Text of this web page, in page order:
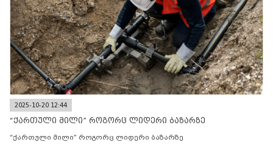
2025-10-20 12:44
“ქართული მილი” როგორც ლიდერი ბაზარზე
“ქართული მილი” როგორც ლიდერი ბაზარზე